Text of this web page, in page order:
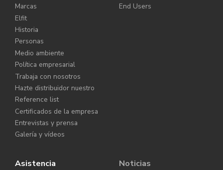
Marcas
Elfit
Historia
Personas
Medio ambiente
Política empresarial
Trabaja con nosotros
Hazte distribuidor nuestro
Reference list
Certificados de la empresa
Entrevistas y prensa
Galería y vídeos
End Users
Asistencia Noticias